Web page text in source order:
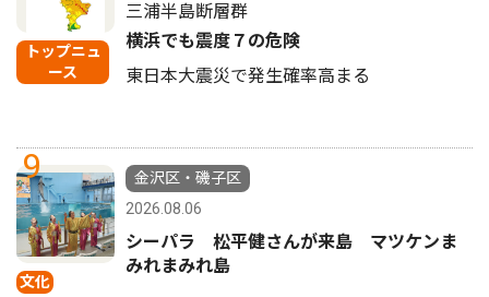
トップニュ
ース
三浦半島断層群
横浜でも震度７の危険
東日本大震災で発生確率高まる
9
文化
金沢区・磯子区
2026.08.06
シーパラ 松平健さんが来島 マツケンま
みれまみれ島